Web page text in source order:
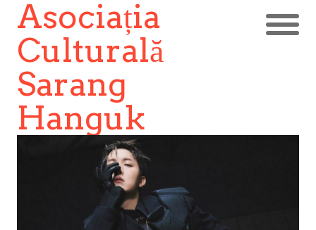
Asociația
Culturală
Sarang
Hanguk